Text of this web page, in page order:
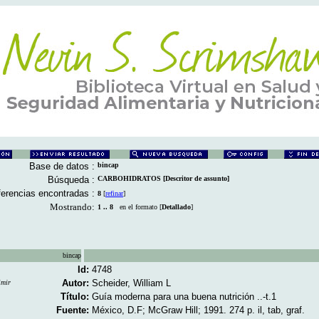
Base de datos : bincap
Búsqueda : CARBOHIDRATOS [Descritor de assunto]
encontradas : 8 [refinar]
Mostrando: 1 .. 8 en el formato [Detallado]
bincap
Id: 4748
Autor: Scheider, William L
Título: Guía moderna para una buena nutrición ..-t.1
Fuente: México, D.F; McGraw Hill; 1991. 274 p. il, tab, graf.